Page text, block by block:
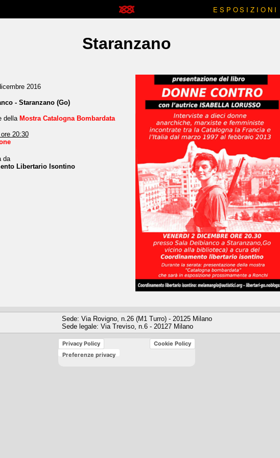
ESPOSIZIONI
Staranzano
2016
- Staranzano (Go)
della Mostra Catalogna Bombardata
20:30
da
Libertario Isontino
Sede: Via Rovigno, n.26 (M1 Turro) - 20125 Milano
Sede legale: Via Treviso, n.6 - 20127 Milano
Privacy Policy
Cookie Policy
Preferenze privacy